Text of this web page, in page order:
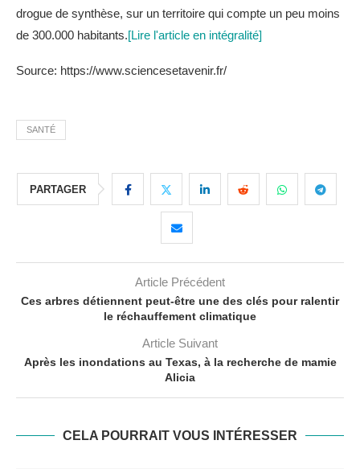
drogue de synthèse, sur un territoire qui compte un peu moins
de 300.000 habitants.[Lire l'article en intégralité]
Source: https://www.sciencesetavenir.fr/
SANTÉ
PARTAGER
Article Précédent
Ces arbres détiennent peut-être une des clés pour ralentir
le réchauffement climatique
Article Suivant
Après les inondations au Texas, à la recherche de mamie
Alicia
CELA POURRAIT VOUS INTÉRESSER